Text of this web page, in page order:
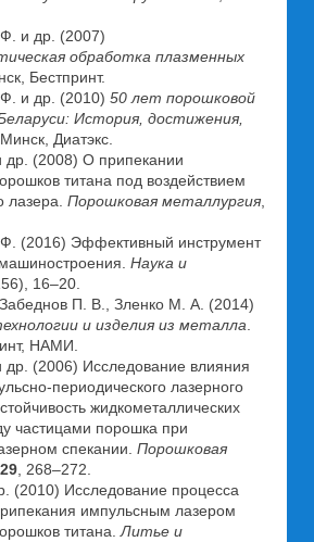
и др. (2007)
обработка плазменных
Бестпринт.
и др. (2010) 50 лет порошковой
История, достижения,
. Минск, Диатэкс.
др. (2008) О припекании
титана под воздействием
лазера. Порошковая металлургия
(2016) Эффективный инструмент
Наука и
16–20.
П. В., Зленко М. А. (2014)
и изделия из металла
НАМИ.
др. (2006) Исследование влияния
периодического лазерного
жидкометаллических
частицами порошка при
спекании. Порошковая
29 , 268–272.
(2010) Исследование процесса
импульсным лазером
титана. Литье и